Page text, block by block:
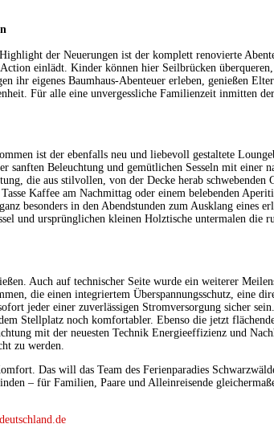
der Neuerungen ist der komplett renovierte
einlädt. Kinder können hier Seilbrücken
ihr eigenes Baumhaus-Abenteuer erleben, genießen
Für alle eine unvergessliche Familienzeit inmitten
ist der ebenfalls neu und liebevoll gestaltete
sanften Beleuchtung und gemütlichen Sesseln mit
die aus stilvollen, von der Decke herab
Kaffee am Nachmittag oder einem belebenden
besonders in den Abendstunden zum Ausklang eines
und ursprünglichen kleinen Holztische untermalen die
Auch auf technischer Seite wurde ein weiterer
die einen integriertem Überspannungsschutz, eine
jeder einer zuverlässigen Stromversorgung sicher
Stellplatz noch komfortabler. Ebenso die jetzt
mit der neuesten Technik Energieeffizienz und
zu werden.
Das will das Team des Ferienparadies
– für Familien, Paare und Alleinreisende